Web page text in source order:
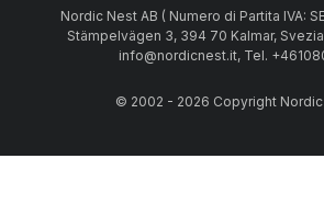
Nordic Nest AB ( Numero di Partita IVA:
Stämpelvägen 3, 394 70 Kalmar,
info@nordicnest.it, Tel.
© 2002 - 2026 Copyright Nordic